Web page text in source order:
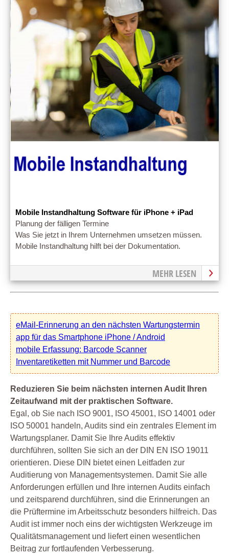
Mobile Instandhaltung Software für iPhone + iPad
Planung der fälligen Termine
Was Sie jetzt in Ihrem Unternehmen umsetzen müssen.
Mobile Instandhaltung hilft bei der Dokumentation.
MEHR LESEN
eMail-Erinnerung an den nächsten Wartungstermin
app für das Smartphone iPhone / Android
mobile Erfassung: Barcode Scanner
Inventaretiketten mit Nummer und Barcode
Reduzieren Sie beim nächsten internen Audit Ihren
Zeitaufwand mit der praktischen Software.
Egal, ob Sie nach ISO 9001, ISO 45001, ISO 14001 oder
ISO 50001 handeln, Audits sind ein zentrales Element im
Wartungsplaner. Damit Sie Ihre Audits effektiv
durchführen, sollten Sie sich an der DIN EN ISO 19011
orientieren. Diese DIN bietet einen Leitfaden zur
Auditierung von Managementsystemen. Damit Sie alle
Anforderungen erfüllen und Ihre internen Audits einfach
und zeitsparend durchführen, sind die Erinnerungen an
die Prüftermine im Arbeitsschutz besonders hilfreich. Das
Audit ist immer noch eins der wichtigsten Werkzeuge im
Qualitätsmanagement und liefert einen wesentlichen
Beitrag zur fortlaufenden Verbesserung.